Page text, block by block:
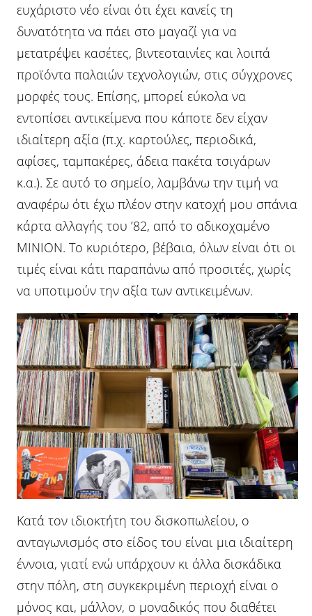
ευχάριστο νέο είναι ότι έχει κανείς τη
δυνατότητα να πάει στο μαγαζί για να
μετατρέψει κασέτες, βιντεοταινίες και λοιπά
προϊόντα παλαιών τεχνολογιών, στις σύγχρονες
μορφές τους. Επίσης, μπορεί εύκολα να
εντοπίσει αντικείμενα που κάποτε δεν είχαν
ιδιαίτερη αξία (π.χ. καρτούλες, περιοδικά,
αφίσες, ταμπακέρες, άδεια πακέτα τσιγάρων
κ.α.). Σε αυτό το σημείο, λαμβάνω την τιμή να
αναφέρω ότι έχω πλέον στην κατοχή μου σπάνια
κάρτα αλλαγής του ’82, από το αδικοχαμένο
ΜΙΝΙΟΝ. Το κυριότερο, βέβαια, όλων είναι ότι οι
τιμές είναι κάτι παραπάνω από προσιτές, χωρίς
να υποτιμούν την αξία των αντικειμένων.
Κατά τον ιδιοκτήτη του δισκοπωλείου, ο
ανταγωνισμός στο είδος του είναι μια ιδιαίτερη
έννοια, γιατί ενώ υπάρχουν κι άλλα δισκάδικα
στην πόλη, στη συγκεκριμένη περιοχή είναι ο
μόνος και, μάλλον, ο μοναδικός που διαθέτει